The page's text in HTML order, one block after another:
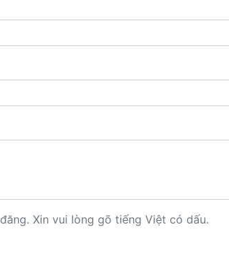
Xin vui lòng gõ tiếng Việt có dấu.